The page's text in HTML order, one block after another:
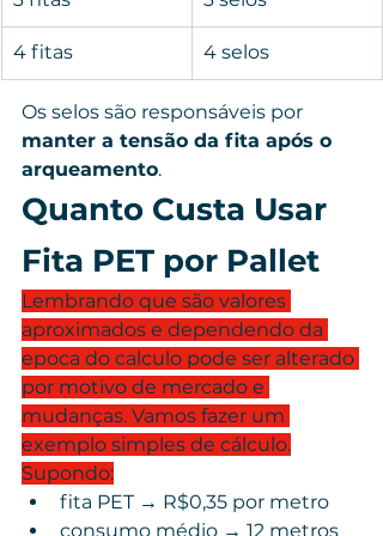
4 fitas 4 selos
Os selos são responsáveis por
manter a tensão da fita após o
arqueamento.
Quanto Custa Usar
Fita PET por Pallet
Lembrando que são valores
aproximados e dependendo da
epoca do calculo pode ser alterado
por motivo de mercado e
mudanças. Vamos fazer um
exemplo simples de cálculo.
Supondo:
fita PET → R$0,35 por metro
consumo médio → 12 metros